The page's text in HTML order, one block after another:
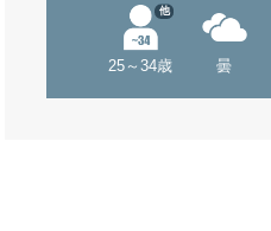
25～34歳
他
曇